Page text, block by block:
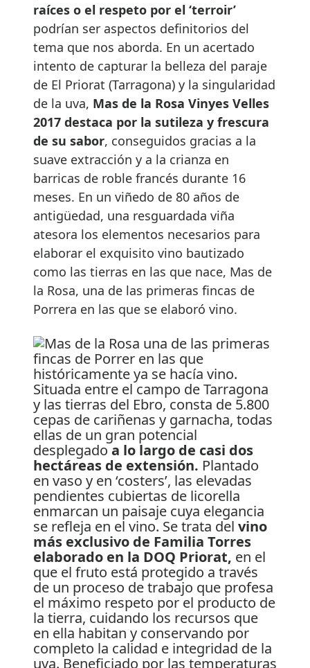
raíces o el respeto por el ‘terroir’
podrían ser aspectos definitorios del
tema que nos aborda. En un acertado
intento de capturar la belleza del paraje
de El Priorat (Tarragona) y la singularidad
de la uva, Mas de la Rosa Vinyes Velles
2017 destaca por la sutileza y frescura
de su sabor, conseguidos gracias a la
suave extracción y a la crianza en
barricas de roble francés durante 16
meses. En un viñedo de 80 años de
antigüedad, una resguardada viña
atesora los elementos necesarios para
elaborar el exquisito vino bautizado
como las tierras en las que nace, Mas de
la Rosa, una de las primeras fincas de
Porrera en las que se elaboró vino.
Situada entre el campo de Tarragona
y las tierras del Ebro, consta de 5.800
cepas de cariñenas y garnacha, todas
ellas de un gran potencial
desplegadoa lo largo de casi dos
hectáreas de extensión. Plantado
en vaso y en ‘costers’, las elevadas
pendientes cubiertas de licorella
enmarcan un paisaje cuya elegancia
se refleja en el vino. Se trata del vino
más exclusivo de Familia Torres
elaborado en la DOQ Priorat, en el
que el fruto está protegido a través
de un proceso de trabajo que profesa
el máximo respeto por el producto de
la tierra, cuidando los recursos que
en ella habitan y conservando por
completo la calidad e integridad de la
uva. Beneficiado por las temperaturas